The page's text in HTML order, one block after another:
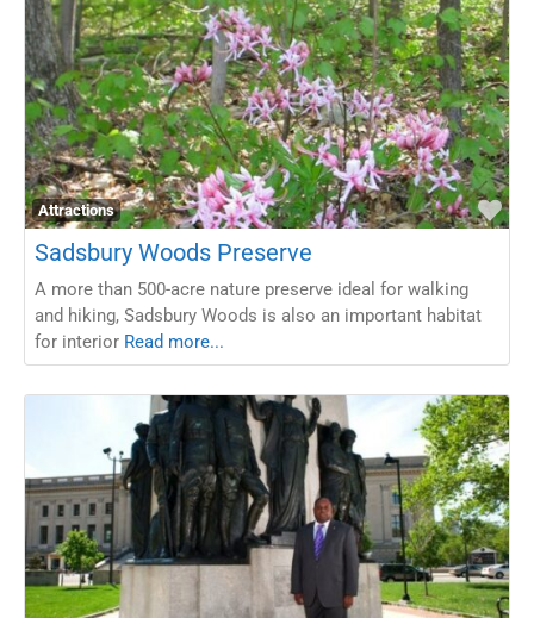
Attractions
Sadsbury Woods Preserve
A more than 500-acre nature preserve ideal for walking
and hiking, Sadsbury Woods is also an important habitat
for interior Read more...